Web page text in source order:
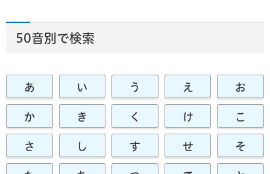
50音別で検索
あ い う え お
か き く け こ
さ し す せ そ